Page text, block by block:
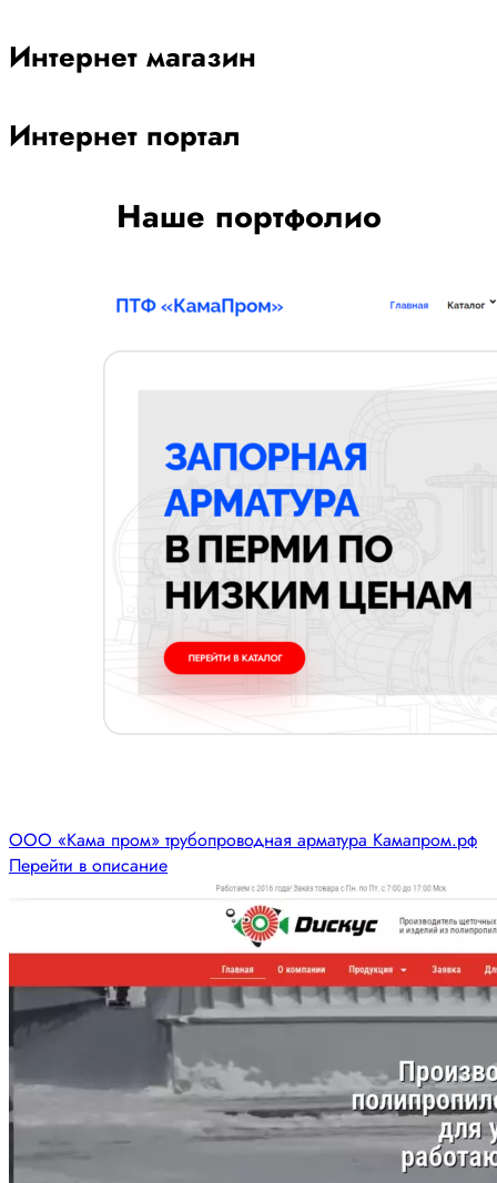
Интернет магазин
Интернет портал
Наше портфолио
ООО «Кама пром» трубопроводная арматура Камапром.рф
Перейти в описание